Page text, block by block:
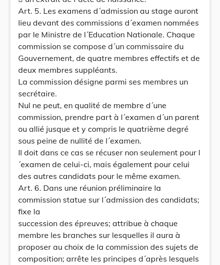
Art. 5. Les examens d´admission au stage auront
lieu devant des commissions d´examen nommées
par le Ministre de l´Education Nationale. Chaque
commission se compose d´un commissaire du
Gouvernement, de quatre membres effectifs et de
deux membres suppléants.
La commission désigne parmi ses membres un
secrétaire.
Nul ne peut, en qualité de membre d´une
commission, prendre part à l´examen d´un parent
ou allié jusque et y compris le quatrième degré
sous peine de nullité de l´examen.
Il doit dans ce cas se récuser non seulement pour l
´examen de celui-ci, mais également pour celui
des autres candidats pour le même examen.
Art. 6. Dans une réunion préliminaire la
commission statue sur l´admission des candidats;
fixe la
succession des épreuves; attribue à chaque
membre les branches sur lesquelles il aura à
proposer au choix de la commission des sujets de
composition; arrête les principes d´après lesquels